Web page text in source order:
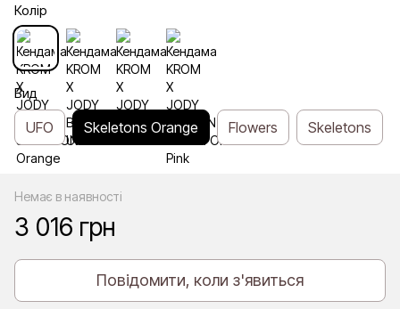
Колір
Вид
UFO Skeletons Orange Flowers Skeletons
Немає в наявності
3 016 грн
Повідомити, коли з'явиться